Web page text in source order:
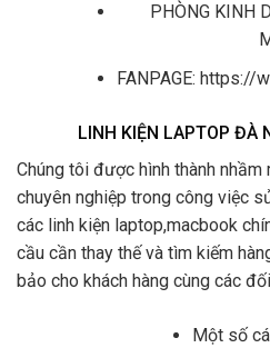
PHÒNG KINH
FANPAGE: https://
LINH KIỆN LAPTOP ĐÀ
Chúng tôi được hình thành
chuyên nghiệp trong công việc
các linh kiện laptop,macbook
cầu cần thay thế và tìm kiếm
bảo cho khách hàng cùng các
Một số